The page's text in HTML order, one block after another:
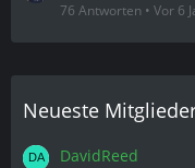
76 Antworten Vor 6
Neueste
DavidReed